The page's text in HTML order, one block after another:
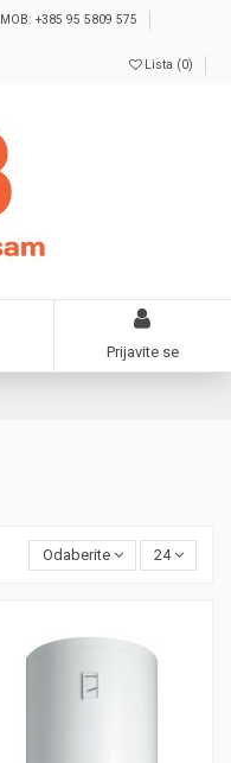
MOB: +385 95 5809 575
Lista (0)
Prijavite se
Odaberite 24